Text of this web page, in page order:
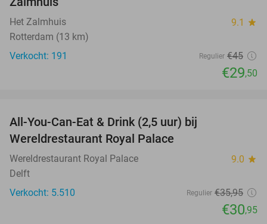
Het Zalmhuis 9.1 star
Rotterdam (13 km)
Verkocht: 191
Regulier €45
€29,50
All-You-Can-Eat & Drink (2,5 uur) bij
Wereldrestaurant Royal Palace
Wereldrestaurant Royal Palace 9.0 star
Delft
Verkocht: 5.510
Regulier €35,95
€30,95